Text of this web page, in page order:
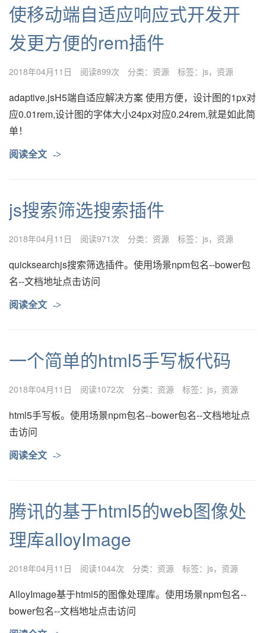
使移动端自适应响应式开发开
发更方便的rem插件
2018年04月11日 阅读899次 分类： 资源 标签： js 资源
adaptive.jsH5端自适应解决方案 使用方便，设计图的1px对
应0.01rem,设计图的字体大小24px对应0.24rem,就是如此简
单！
阅读全文 ->
js搜索筛选搜索插件
2018年04月11日 阅读971次 分类： 资源 标签： js 资源
quicksearchjs搜索筛选插件。使用场景npm包名--bower包
名--文档地址点击访问
阅读全文 ->
一个简单的html5手写板代码
2018年04月11日 阅读1072次 分类： 资源 标签： js 资源
html5手写板。使用场景npm包名--bower包名--文档地址点
击访问
阅读全文 ->
腾讯的基于html5的web图像处
理库alloyImage
2018年04月11日 阅读1044次 分类： 资源 标签： js 资源
AlloyImage基于html5的图像处理库。使用场景npm包名--
bower包名--文档地址点击访问